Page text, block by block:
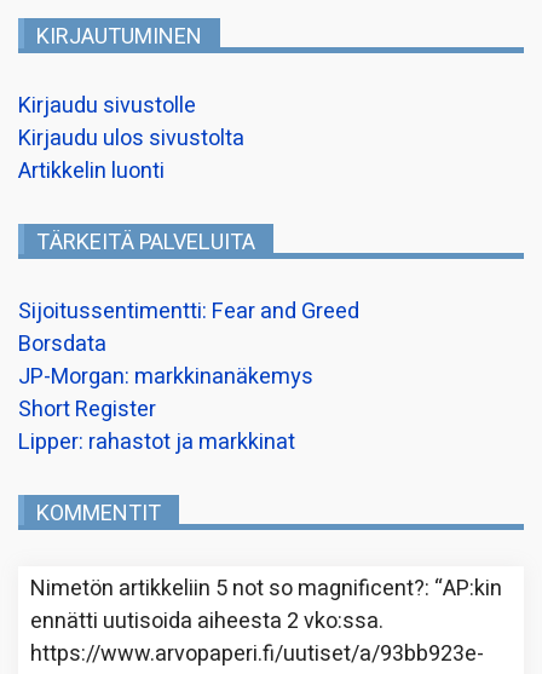
KIRJAUTUMINEN
Kirjaudu sivustolle
Kirjaudu ulos sivustolta
Artikkelin luonti
TÄRKEITÄ PALVELUITA
Sijoitussentimentti: Fear and Greed
Borsdata
JP-Morgan: markkinanäkemys
Short Register
Lipper: rahastot ja markkinat
KOMMENTIT
Nimetön artikkeliin 5 not so magnificent?: “AP:kin
ennätti uutisoida aiheesta 2 vko:ssa.
https://www.arvopaperi.fi/uutiset/a/93bb923e-